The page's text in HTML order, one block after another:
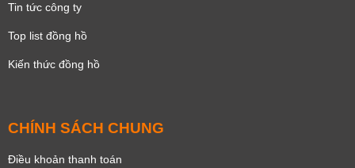
Tin tức công ty
Top list đồng hồ
Kiến thức đồng hồ
CHÍNH SÁCH CHUNG
Điều khoản thanh toán